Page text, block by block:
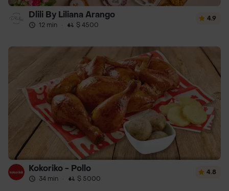
Dlili By Liliana Arango
12 min · $ 4500
4.9
Kokoriko - Pollo
34 min · $ 5000
4.8